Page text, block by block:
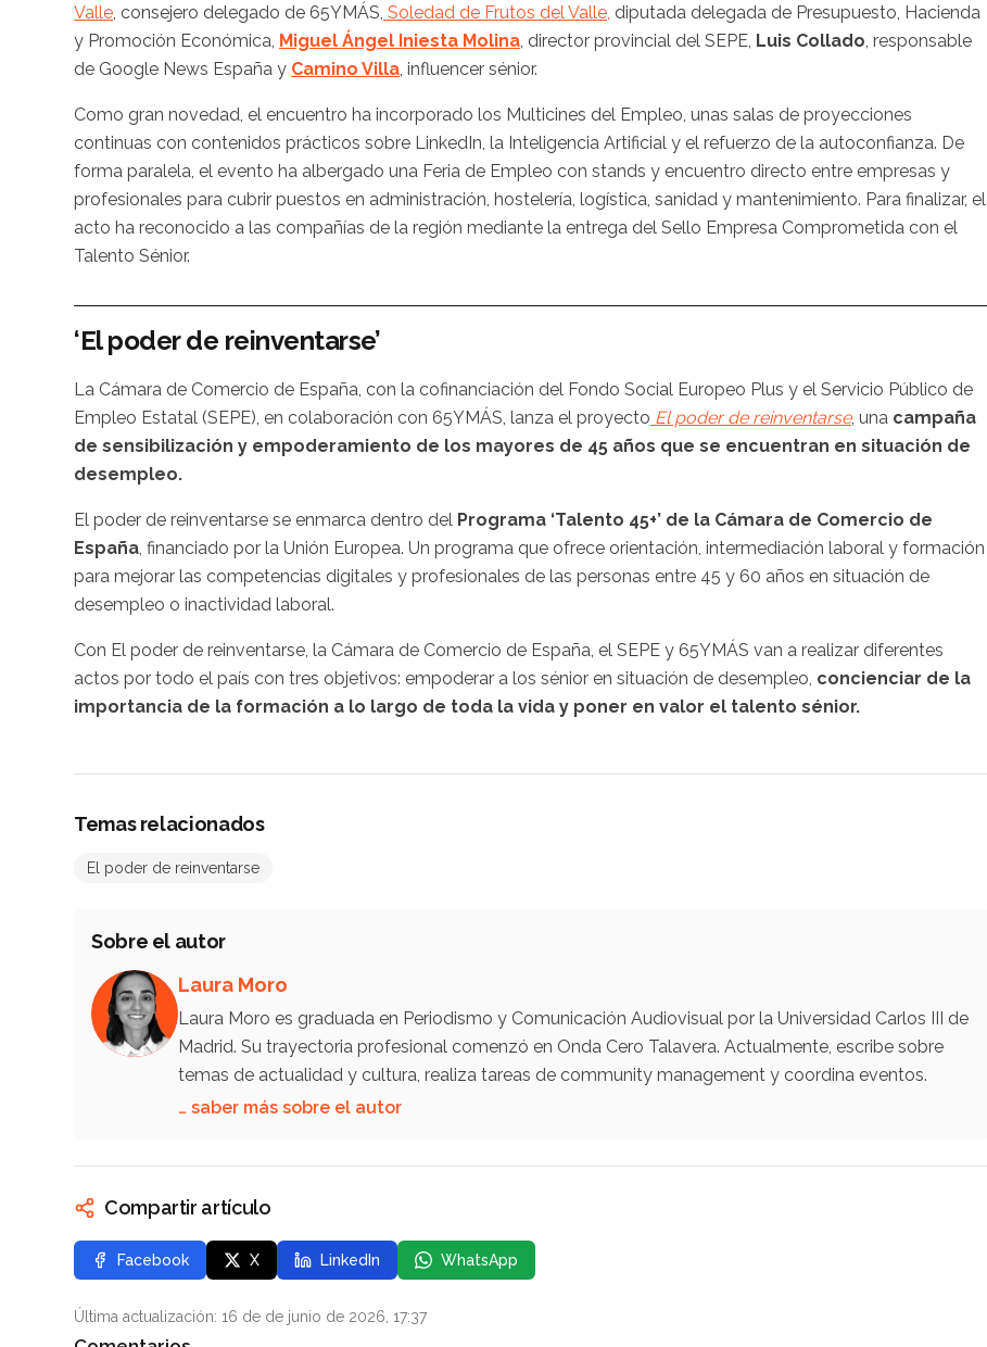
Valle, consejero delegado de 65YMÁS, Soledad de Frutos del Valle, diputada delegada de Presupuesto, Hacienda
y Promoción Económica, Miguel Ángel Iniesta Molina, director provincial del SEPE, Luis Collado, responsable
de Google News España y Camino Villa, influencer sénior.
Como gran novedad, el encuentro ha incorporado los Multicines del Empleo, unas salas de proyecciones
continuas con contenidos prácticos sobre LinkedIn, la Inteligencia Artificial y el refuerzo de la autoconfianza. De
forma paralela, el evento ha albergado una Feria de Empleo con stands y encuentro directo entre empresas y
profesionales para cubrir puestos en administración, hostelería, logística, sanidad y mantenimiento. Para finalizar, el
acto ha reconocido a las compañías de la región mediante la entrega del Sello Empresa Comprometida con el
Talento Sénior.
‘El poder de reinventarse’
La Cámara de Comercio de España, con la cofinanciación del Fondo Social Europeo Plus y el Servicio Público de
Empleo Estatal (SEPE), en colaboración con 65YMÁS, lanza el proyecto El poder de reinventarse, una campaña
de sensibilización y empoderamiento de los mayores de 45 años que se encuentran en situación de
desempleo.
El poder de reinventarse se enmarca dentro del Programa ‘Talento 45+’ de la Cámara de Comercio de
España, financiado por la Unión Europea. Un programa que ofrece orientación, intermediación laboral y formación
para mejorar las competencias digitales y profesionales de las personas entre 45 y 60 años en situación de
desempleo o inactividad laboral.
Con El poder de reinventarse, la Cámara de Comercio de España, el SEPE y 65YMÁS van a realizar diferentes
actos por todo el país con tres objetivos: empoderar a los sénior en situación de desempleo, concienciar de la
importancia de la formación a lo largo de toda la vida y poner en valor el talento sénior.
Temas relacionados
El poder de reinventarse
Sobre el autor
Laura Moro
Laura Moro es graduada en Periodismo y Comunicación Audiovisual por la Universidad Carlos III de
Madrid. Su trayectoria profesional comenzó en Onda Cero Talavera. Actualmente, escribe sobre
temas de actualidad y cultura, realiza tareas de community management y coordina eventos.
… saber más sobre el autor
Compartir artículo
Facebook X LinkedIn WhatsApp
Última actualización: 16 de de junio de 2026, 17:37